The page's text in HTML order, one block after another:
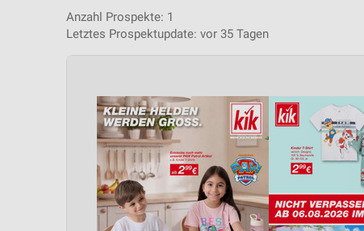
Anzahl Prospekte: 1
Letztes Prospektupdate: vor 35 Tagen